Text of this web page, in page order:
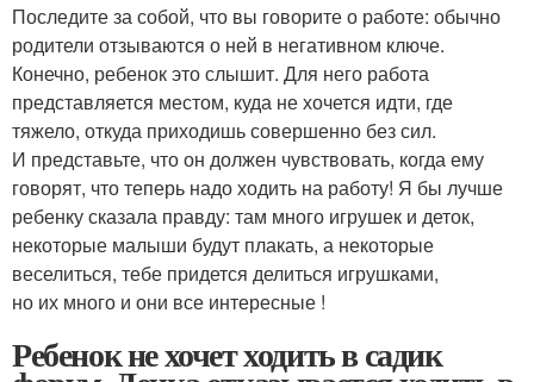
Последите за собой, что вы говорите о работе: обычно
родители отзываются о ней в негативном ключе.
Конечно, ребенок это слышит. Для него работа
представляется местом, куда не хочется идти, где
тяжело, откуда приходишь совершенно без сил.
И представьте, что он должен чувствовать, когда ему
говорят, что теперь надо ходить на работу! Я бы лучше
ребенку сказала правду: там много игрушек и деток,
некоторые малыши будут плакать, а некоторые
веселиться, тебе придется делиться игрушками,
но их много и они все интересные !
Ребенок не хочет ходить в садик